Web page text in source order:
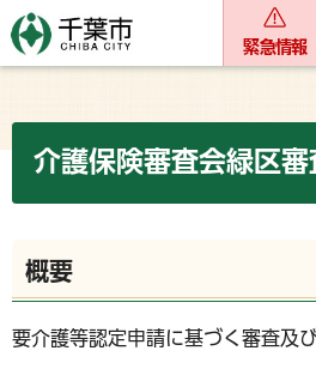
緊急情報
介護保険審査会緑区審
概要
要介護等認定申請に基づく審査及